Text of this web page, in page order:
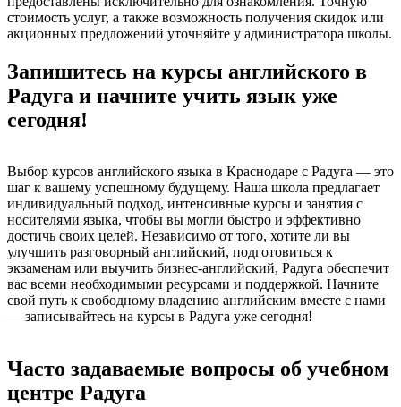
стоимость услуг, а также возможность получения скидок или
акционных предложений уточняйте у администратора школы.
Запишитесь на курсы английского в
Радуга и начните учить язык уже
сегодня!
Выбор курсов английского языка в Краснодаре с Радуга — это
шаг к вашему успешному будущему. Наша школа предлагает
индивидуальный подход, интенсивные курсы и занятия с
носителями языка, чтобы вы могли быстро и эффективно
достичь своих целей. Независимо от того, хотите ли вы
улучшить разговорный английский, подготовиться к
экзаменам или выучить бизнес-английский, Радуга обеспечит
вас всеми необходимыми ресурсами и поддержкой. Начните
свой путь к свободному владению английским вместе с нами
— записывайтесь на курсы в Радуга уже сегодня!
Часто задаваемые вопросы об учебном
центре Радуга